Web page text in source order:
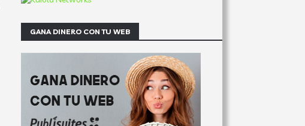
GANA DINERO CON TU WEB